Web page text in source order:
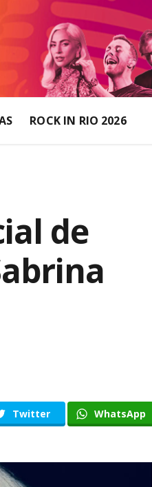
ROCK IN RIO 2026
de
Twitter WhatsApp